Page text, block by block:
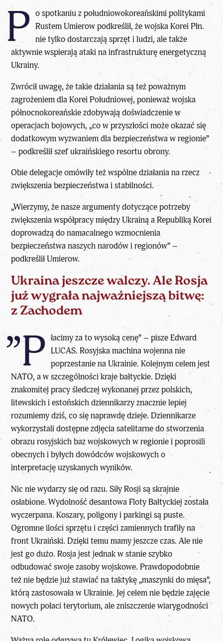
P o spotkaniu z południowokoreańskimi politykami
Rustem Umierow podkreślił, że wojska Korei Płn.
nie tylko dostarczają sprzęt i ludzi, ale także
aktywnie wspierają ataki na infrastrukturę energetyczną
Ukrainy.
Zwrócił uwagę, że takie działania są też poważnym
zagrożeniem dla Korei Południowej, ponieważ wojska
północnokoreańskie zdobywają doświadczenie w
operacjach bojowych, „co w przyszłości może okazać się
dodatkowym wyzwaniem dla bezpieczeństwa w regionie”
– podkreślił szef ukraińskiego resortu obrony.
Obie delegacje omówiły też wspólne działania na rzecz
zwiększenia bezpieczeństwa i stabilności.
„Wierzymy, że nasze argumenty dotyczące potrzeby
zwiększenia współpracy między Ukrainą a Republiką Korei
doprowadzą do namacalnego wzmocnienia
bezpieczeństwa naszych narodów i regionów” –
podkreślił Umierow.
Ukraina jeszcze walczy. Ale Rosja
już wygrała najważniejszą bitwę:
z Zachodem
”P łacimy za to wysoką cenę” – piszeEdward
LUCAS. Rosyjska machina wojenna nie
poprzestanie na Ukrainie. Kolejnym celem jest
NATO, a w szczególności kraje bałtyckie. Dzięki
znakomitej pracyśledczej wykonanej przez polskich,
litewskich i estońskich dziennikarzy znacznie lepiej
rozumiemy dziś, co się naprawdę dzieje. Dziennikarze
wykorzystali dostępne zdjęcia satelitarne do stworzenia
obrazu rosyjskich baz wojskowych w regionie i poprosili
obecnych i byłych dowódców wojskowych o
interpretację uzyskanych wyników.
Nic nie wydarzy się od razu. Siły Rosji są skrajnie
osłabione. Wydolność desantowa Floty Bałtyckiej została
wyczerpana. Koszary, poligony i parkingi są puste.
Ogromne ilości sprzętu i części zamiennych trafiły na
front Ukraiński. Dzięki temu mamy jeszcze czas. Ale nie
jest go dużo. Rosja jest jednak w stanie szybko
odbudować swoje zasoby wojskowe. Prawdopodobnie
też nie będzie już stawiać na taktykę „maszynki do mięsa”,
którą zastosowała w Ukrainie. Jej celem nie będzie zajęcie
nowych połaci terytorium, ale zniszczenie wiarygodności
NATO.